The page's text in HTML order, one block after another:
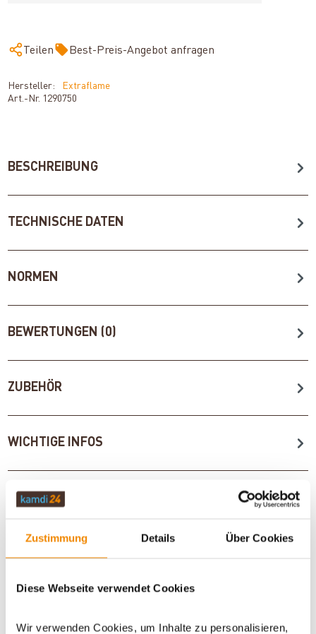
Zustimmung Details Über Cookies
Diese Webseite verwendet Cookies
Wir verwenden Cookies, um Inhalte zu personalisieren,
Teilen Best-Preis-Angebot anfragen
Hersteller:
Extraflame
Art.-Nr. 1290750
BESCHREIBUNG
TECHNISCHE DATEN
NORMEN
BEWERTUNGEN (0)
ZUBEHÖR
WICHTIGE INFOS
Artikeldatenblatt drucken Frage zum Artikel
Dieses Produkt finden Sie unter:Kaminöfen|Pelleteinsätze